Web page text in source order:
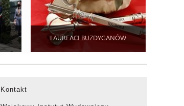
LAUREACI BUZDYGANÓW
Kontakt